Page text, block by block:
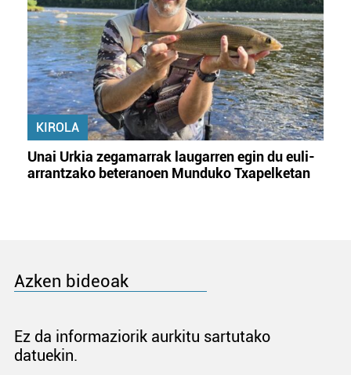
KIROLA
Unai Urkia zegamarrak laugarren egin du euli-
arrantzako beteranoen Munduko Txapelketan
Azken bideoak
Ez da informaziorik aurkitu sartutako
datuekin.